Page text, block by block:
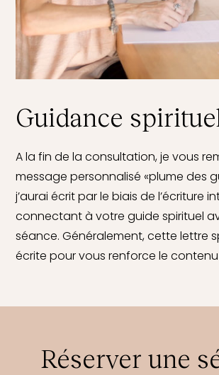
Guidance
A la fin de la consultation, je vous
message personnalisé «plume des
j’aurai écrit par le biais de l’écriture
connectant à votre guide spirituel
séance. Généralement, cette lettre
écrite pour vous renforce le
Réserver une